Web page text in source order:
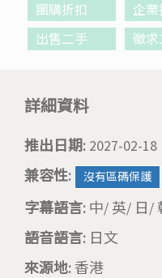
團購折扣 企業
出售二手
徵求
詳細資料
推出日期: 2027-02-18
兼容性:
沒有區碼保護
字幕語言: 中/ 英/ 日/
語音語言: 日文
來源地:香港